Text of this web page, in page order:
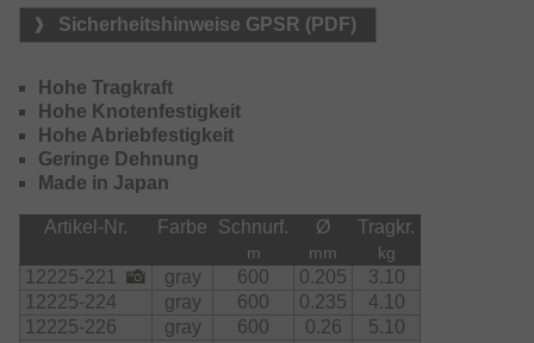
Sicherheitshinweise GPSR (PDF)
Hohe Tragkraft
Hohe Knotenfestigkeit
Hohe Abriebfestigkeit
Geringe Dehnung
Made in Japan
Artikel-Nr. Farbe Schnurf. Ø Tragkr.
m mm kg
12225-221 gray 600 0.205
3.10
12225-224
gray 600 0.235
4.10
12225-226
gray 600 0.26
5.10